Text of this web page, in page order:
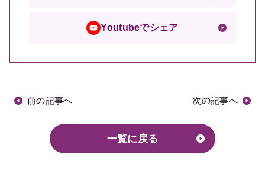
Youtubeでシェア
前の記事へ
一覧に戻る
次の記事へ